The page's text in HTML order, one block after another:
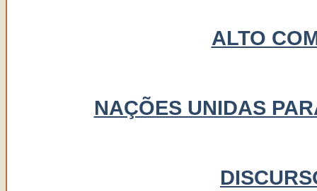
ALTO
NAÇÕES UNIDAS